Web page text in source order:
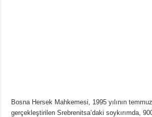
Bosna Hersek Mahkemesi, 1995 yılının
gerçekleştirilen Srebrenitsa’daki soykırımda,